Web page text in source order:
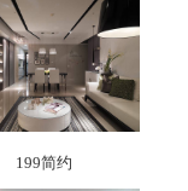
199简约